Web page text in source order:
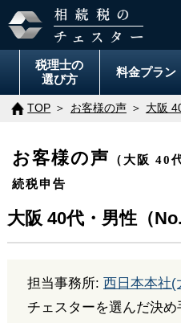
税理士の
選び方
料金プラン
TOP お客様の声 大阪
お客様の声
（大阪 40
続税申告
大阪 40代・男性（
担当事務所: 西日本本社(
チェスターを選んだ決め